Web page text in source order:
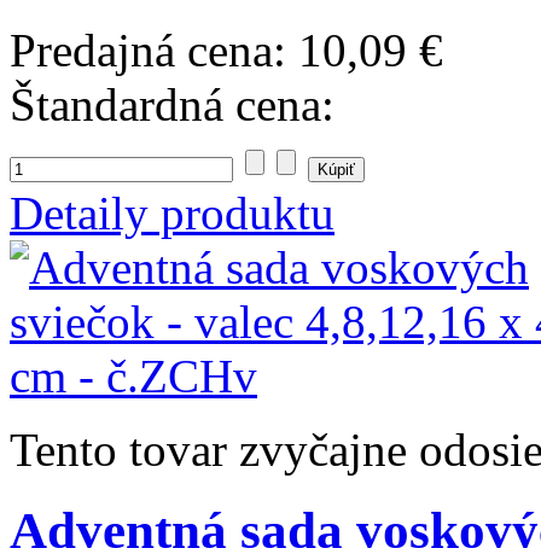
Predajná cena: 10,09 €
Štandardná cena:
Detaily produktu
Tento tovar zvyčajne
Adventná sada